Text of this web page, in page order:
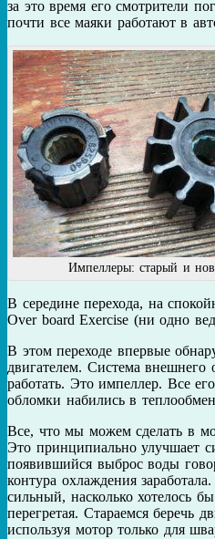
за это время его смотрители
почти все маяки работают в
Импеллеры: старый и
В середине перехода, на
Over board Exercise (ни одно
В этом переходе впервые
двигателем. Система внешнего
работать. Это импеллер. Все
обломки набились в
Все, что мы можем сделать в
Это принципиально улучшает
появившийся выброс воды
контура охлаждения
сильный, насколько хотелось
перегретая. Стараемся беречь
используя мотор только для